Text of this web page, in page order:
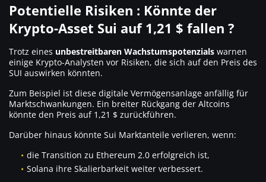
Potentielle Risiken : Könnte der
Krypto-Asset Sui auf 1,21 $ fallen ?
Trotz eines unbestreitbaren Wachstumspotenzials warnen
einige Krypto-Analysten vor Risiken, die sich auf den Preis des
SUI auswirken könnten.
Zum Beispiel ist diese digitale Vermögensanlage anfällig für
Marktschwankungen. Ein breiter Rückgang der Altcoins
könnte den Preis auf 1,21 $ zurückführen.
Darüber hinaus könnte Sui Marktanteile verlieren, wenn:
die Transition zu Ethereum 2.0 erfolgreich ist,
Solana ihre Skalierbarkeit weiter verbessert.